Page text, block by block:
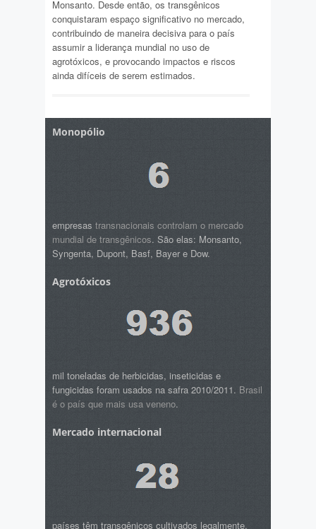
Monsanto. Desde então, os transgênicos
conquistaram espaço significativo no mercado,
contribuindo de maneira decisiva para o país
assumir a liderança mundial no uso de
agrotóxicos, e provocando impactos e riscos
ainda difíceis de serem estimados.
Monopólio
empresas transnacionais controlam o mercado
mundial de transgênicos. São elas: Monsanto,
Syngenta, Dupont, Basf, Bayer e Dow.
Agrotóxicos
mil toneladas de herbicidas, inseticidas e
fungicidas foram usados na safra 2010/2011. Brasil
é o país que mais usa veneno.
Mercado internacional
países têm transgênicos cultivados legalmente.